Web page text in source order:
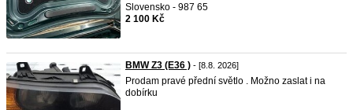
Slovensko - 987 65
2 100 Kč
BMW Z3 (E36 ) - [8.8. 2026]
Prodam pravé přední světlo . Možno zaslat i na
dobírku